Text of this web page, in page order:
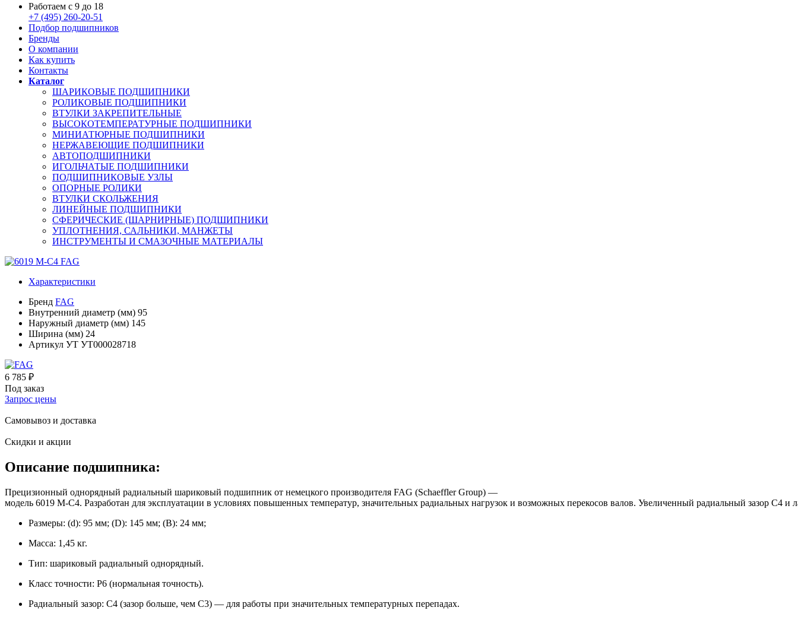
Работаем с 9 до 18
+7 (495) 260-20-51
Подбор подшипников
Бренды
О компании
Как купить
Контакты
Каталог
ШАРИКОВЫЕ ПОДШИПНИКИ
РОЛИКОВЫЕ ПОДШИПНИКИ
ВТУЛКИ ЗАКРЕПИТЕЛЬНЫЕ
ВЫСОКОТЕМПЕРАТУРНЫЕ ПОДШИПНИКИ
МИНИАТЮРНЫЕ ПОДШИПНИКИ
НЕРЖАВЕЮЩИЕ ПОДШИПНИКИ
АВТОПОДШИПНИКИ
ИГОЛЬЧАТЫЕ ПОДШИПНИКИ
ПОДШИПНИКОВЫЕ УЗЛЫ
ОПОРНЫЕ РОЛИКИ
ВТУЛКИ СКОЛЬЖЕНИЯ
ЛИНЕЙНЫЕ ПОДШИПНИКИ
СФЕРИЧЕСКИЕ (ШАРНИРНЫЕ) ПОДШИПНИКИ
УПЛОТНЕНИЯ, САЛЬНИКИ, МАНЖЕТЫ
ИНСТРУМЕНТЫ И СМАЗОЧНЫЕ МАТЕРИАЛЫ
Характеристики
Бренд FAG
Внутренний диаметр (мм) 95
Наружный диаметр (мм) 145
Ширина (мм) 24
Артикул УТ УТ000028718
6 785 ₽
Под заказ
Запрос цены
Самовывоз и доставка
Скидки и акции
Описание подшипника:
Прецизионный однорядный радиальный шариковый подшипник от немецкого производителя FAG (Schaeffler Group) —
модель 6019 M‑C4. Разработан для эксплуатации в условиях повышенных температур, значительных радиальных нагрузок и возможных перекосов валов. Увеличенный радиальный зазор
Размеры: (d): 95 мм; (D): 145 мм; (B): 24 мм;
Масса: 1,45 кг.
Тип: шариковый радиальный однорядный.
Класс точности: P6 (нормальная точность).
Радиальный зазор: C4 (зазор больше, чем C3) — для работы при значительных температурных перепадах.